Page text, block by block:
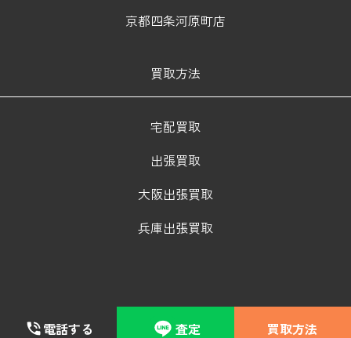
電話する 査定 買取方法
京都四条河原町店
買取方法
宅配買取
出張買取
大阪出張買取
兵庫出張買取